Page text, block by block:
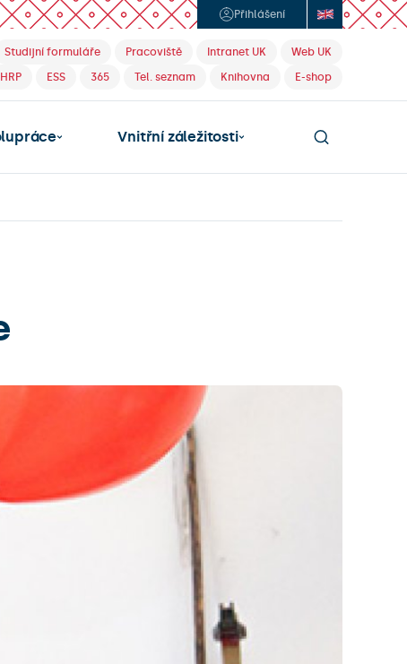
Přihlášení
Studijní formuláře Pracoviště Intranet UK
Web UK
HRP ESS 365 Tel. seznam Knihovna E-shop
Vnitřní záležitosti